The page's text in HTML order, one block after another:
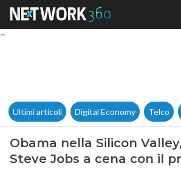
Obama
Ultimi articoli Digital Economy Telco
Obama nella Silicon
Steve Jobs a cena con il